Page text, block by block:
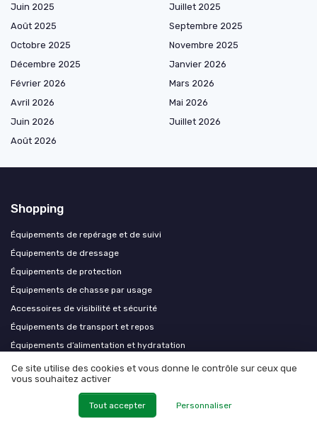
Juin 2025
Juillet 2025
Août 2025
Septembre 2025
Octobre 2025
Novembre 2025
Décembre 2025
Janvier 2026
Février 2026
Mars 2026
Avril 2026
Mai 2026
Juin 2026
Juillet 2026
Août 2026
Shopping
Équipements de repérage et de suivi
Équipements de dressage
Équipements de protection
Équipements de chasse par usage
Accessoires de visibilité et sécurité
Équipements de transport et repos
Équipements d’alimentation et hydratation
Équipements par morphologie
Équipements premium et professionnels
Ce site utilise des cookies et vous donne le contrôle sur ceux que
vous souhaitez activer
Tout accepter Personnaliser